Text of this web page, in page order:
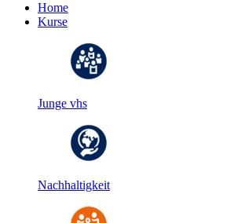
Home
Kurse
Junge vhs
Nachhaltigkeit